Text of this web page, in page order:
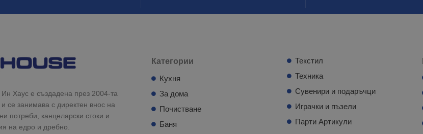
Хаус е създадена през 2004-та
и се занимава с директен внос на
потреби, канцеларски стоки и
на едро и дребно.
Категории
Кухня
За дома
Почистване
Баня
Текстил
Техника
Сувенири и подаръчци
Играчки и пъзели
Парти Артикули